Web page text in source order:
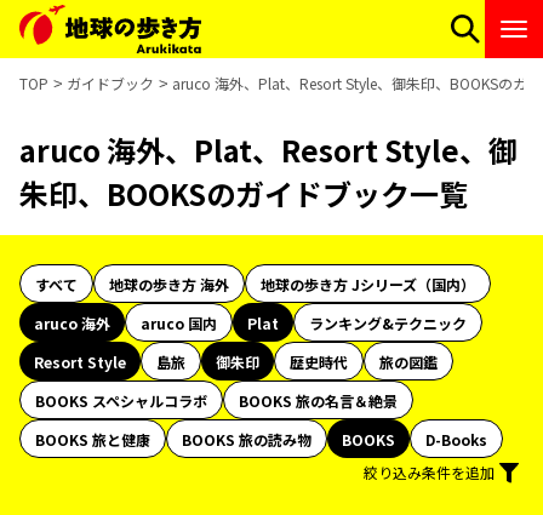
TOP ガイドブック aruco 海外、Plat、Resort Style、御朱印、BOOKSのガ
aruco 海外、Plat、Resort Style、御
朱印、BOOKSのガイドブック一覧
すべて 地球の歩き方 海外
地球の歩き方 Jシリーズ（国内）
aruco 海外
aruco 国内 Plat
ランキング&テクニック
Resort Style
島旅 御朱印 歴史時代
旅の図鑑
BOOKS スペシャルコラボ
BOOKS 旅の名言＆絶景
BOOKS 旅と健康
BOOKS 旅の読み物 BOOKS
D-Books
絞り込み条件を追加